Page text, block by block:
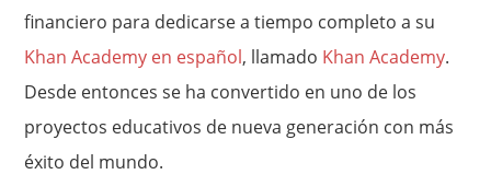
financiero para dedicarse a tiempo completo a su
Khan Academy en español, llamado Khan Academy.
Desde entonces se ha convertido en uno de los
proyectos educativos de nueva generación con más
éxito del mundo.